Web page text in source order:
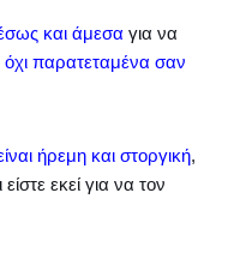
και άμεσα για να
όχι παρατεταμένα σαν
ήρεμη και στοργική,
εκεί για να τον